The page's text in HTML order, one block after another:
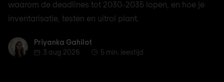
waarom de deadlines tot 2030-2035 lopen, en hoe je
inventarisatie, testen en uitrol plant.
Priyanka Gahilot
Priyanka Gahilot
3 aug 2026
5 min. leestijd